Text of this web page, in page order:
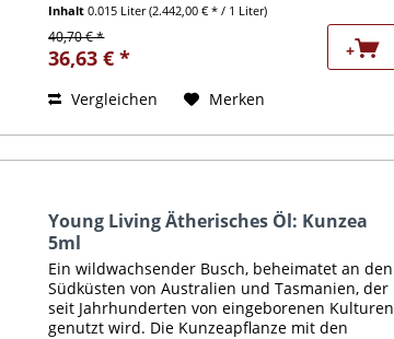
für die Haut verwendet....
Inhalt0.015 Liter(2.442,00 € * / 1 Liter)
40,70 € *
36,63 € * +
Vergleichen Merken
Young Living Ätherisches Öl: Kunzea
5ml
Ein wildwachsender Busch, beheimatet an den
Südküsten von Australien und Tasmanien, der
seit Jahrhunderten von eingeborenen Kulturen
genutzt wird. Die Kunzeapflanze mit den